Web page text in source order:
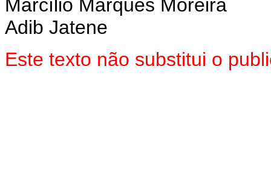
Marcílio Marques Moreira
Adib Jatene
Este texto não substitui o